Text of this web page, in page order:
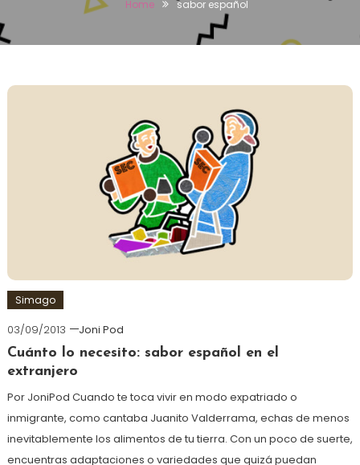
Home sabor español
Simago
03/09/2013
Joni Pod
Cuánto lo necesito: sabor español en el
extranjero
Por JoniPod Cuando te toca vivir en modo expatriado o
inmigrante, como cantaba Juanito Valderrama, echas de menos
inevitablemente los alimentos de tu tierra. Con un poco de suerte,
encuentras adaptaciones o variedades que quizá puedan